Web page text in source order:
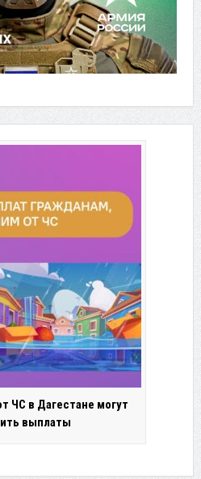
ЧС в Дагестане могут
выплаты